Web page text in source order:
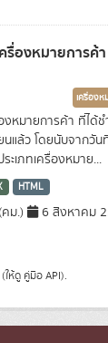
รื่องหมายการค้า
เครื่องห
หมายการค้า ที่ได้ช
นแล้ว โดยนับจากวัน
เภทเครื่องหมาย...
HTML
ม.) 6 สิงหาคม
(ให้ดู คู่มือ API).